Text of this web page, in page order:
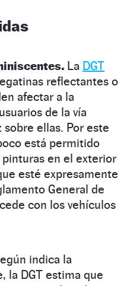
La DGT
reflectantes o
afectar a la
de la vía
ellas. Por este
está permitido
en el exterior
esté expresamente
General de
con los vehículos
indica la
la DGT estima que